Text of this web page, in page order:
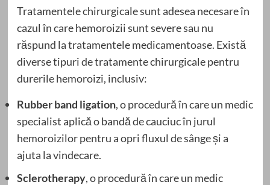
Tratamentele chirurgicale sunt adesea necesare în
cazul în care hemoroizii sunt severe sau nu
răspund la tratamentele medicamentoase. Există
diverse tipuri de tratamente chirurgicale pentru
durerile hemoroizi, inclusiv:
Rubber band ligation, o procedură în care un medic
specialist aplică o bandă de cauciuc în jurul
hemoroizilor pentru a opri fluxul de sânge și a
ajuta la vindecare.
Sclerotherapy, o procedură în care un medic